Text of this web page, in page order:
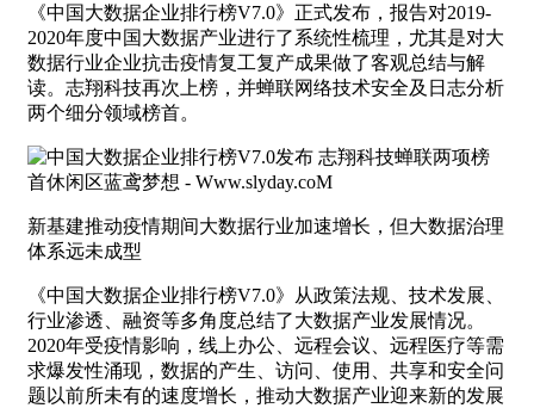
《中国大数据企业排行榜V7.0》正式发布，报告对2019-
2020年度中国大数据产业进行了系统性梳理，尤其是对大
数据行业企业抗击疫情复工复产成果做了客观总结与解
读。志翔科技再次上榜，并蝉联网络技术安全及日志分析
两个细分领域榜首。
新基建推动疫情期间大数据行业加速增长，但大数据治理
体系远未成型
《中国大数据企业排行榜V7.0》从政策法规、技术发展、
行业渗透、融资等多角度总结了大数据产业发展情况。
2020年受疫情影响，线上办公、远程会议、远程医疗等需
求爆发性涌现，数据的产生、访问、使用、共享和安全问
题以前所未有的速度增长，推动大数据产业迎来新的发展